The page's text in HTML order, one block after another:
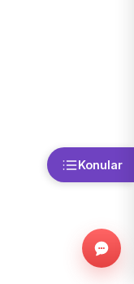
Konular